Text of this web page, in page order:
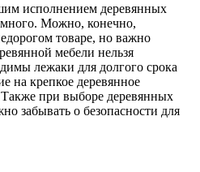
исполнением деревянных
Можно, конечно,
товаре, но важно
мебели нельзя
лежаки для долгого срока
на крепкое деревянное
при выборе деревянных
забывать о безопасности для